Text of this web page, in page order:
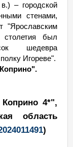
– городской
стенами,
"Ярославским
был
шедевра
Игореве".
Коприно 4*",
область
)